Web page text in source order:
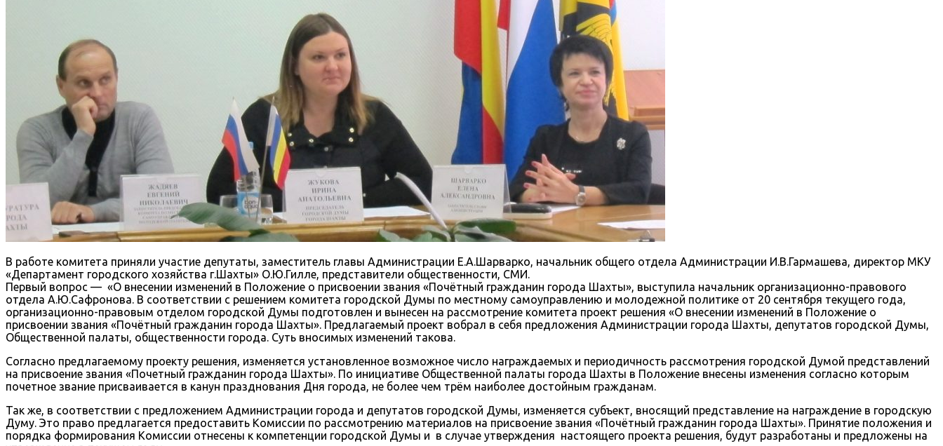
В работе комитета приняли участие депутаты, заместитель главы Администрации Е.А.Шарварко, начальник общего отдела Администрации И.В.Гармашева, директор МКУ
«Департамент городского хозяйства г.Шахты» О.Ю.Гилле, представители общественности, СМИ.
Первый вопрос — «О внесении изменений в Положение о присвоении звания «Почётный гражданин города Шахты», выступила начальник организационно-правового
отдела А.Ю.Сафронова. В соответствии с решением комитета городской Думы по местному самоуправлению и молодежной политике от 20 сентября текущего года,
организационно-правовым отделом городской Думы подготовлен и вынесен на рассмотрение комитета проект решения «О внесении изменений в Положение о
присвоении звания «Почётный гражданин города Шахты». Предлагаемый проект вобрал в себя предложения Администрации города Шахты, депутатов городской Думы,
Общественной палаты, общественности города. Суть вносимых изменений такова.
Согласно предлагаемому проекту решения, изменяется установленное возможное число награждаемых и периодичность рассмотрения городской Думой представлений
на присвоение звания «Почетный гражданин города Шахты». По инициативе Общественной палаты города Шахты в Положение внесены изменения согласно которым
почетное звание присваивается в канун празднования Дня города, не более чем трём наиболее достойным гражданам.
Так же, в соответствии с предложением Администрации города и депутатов городской Думы, изменяется субъект, вносящий представление на награждение в городскую
Думу. Это право предлагается предоставить Комиссии по рассмотрению материалов на присвоение звания «Почётный гражданин города Шахты». Принятие положения и
порядка формирования Комиссии отнесены к компетенции городской Думы и в случае утверждения настоящего проекта решения, будут разработаны и предложены на